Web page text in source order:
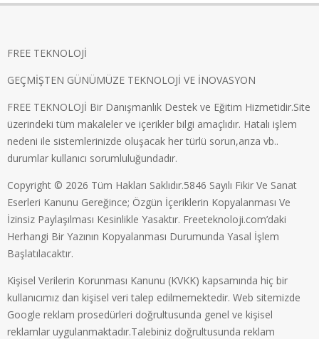
FREE TEKNOLOJİ
GEÇMİŞTEN GÜNÜMÜZE TEKNOLOJİ VE İNOVASYON
FREE TEKNOLOJİ Bir Danışmanlık Destek ve Eğitim Hizmetidir.Site
üzerindeki tüm makaleler ve içerikler bilgi amaçlıdır. Hatalı işlem
nedeni ile sistemlerinizde oluşacak her türlü sorun,arıza vb..
durumlar kullanıcı sorumluluğundadır.
Copyright © 2026 Tüm Hakları Saklıdır.5846 Sayılı Fikir Ve Sanat
Eserleri Kanunu Gereğince; Özgün İçeriklerin Kopyalanması Ve
İzinsiz Paylaşılması Kesinlikle Yasaktır. Freeteknoloji.com’daki
Herhangi Bir Yazının Kopyalanması Durumunda Yasal İşlem
Başlatılacaktır.
Kişisel Verilerin Korunması Kanunu (KVKK) kapsamında hiç bir
kullanıcımız dan kişisel veri talep edilmemektedir. Web sitemizde
Google reklam prosedürleri doğrultusunda genel ve kişisel
reklamlar uygulanmaktadır.Talebiniz doğrultusunda reklam